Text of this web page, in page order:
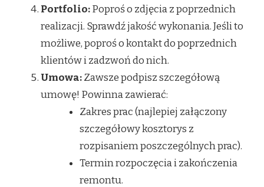
Portfolio:Poproś o zdjęcia z poprzednich
realizacji. Sprawdź jakość wykonania. Jeśli to
możliwe, poproś o kontakt do poprzednich
klientów i zadzwoń do nich.
Umowa:Zawsze podpisz szczegółową
umowę! Powinna zawierać:
Zakres prac (najlepiej załączony
szczegółowy kosztorys z
rozpisaniem poszczególnych prac).
Termin rozpoczęcia i zakończenia
remontu.